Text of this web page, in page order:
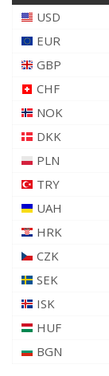
USD
EUR
GBP
CHF
NOK
DKK
PLN
TRY
UAH
HRK
CZK
SEK
ISK
HUF
BGN